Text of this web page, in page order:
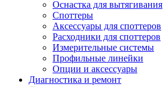
Оснастка для вытягивания
Споттеры
Аксессуары для споттеров
Расходники для споттеров
Измерительные системы
Профильные линейки
Опции и аксессуары
Диагностика и ремонт